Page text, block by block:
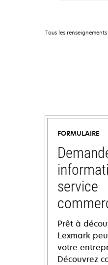
Tous les
FORMULAIRE
service
Prêt à
Lexmark
votre
Découvrez